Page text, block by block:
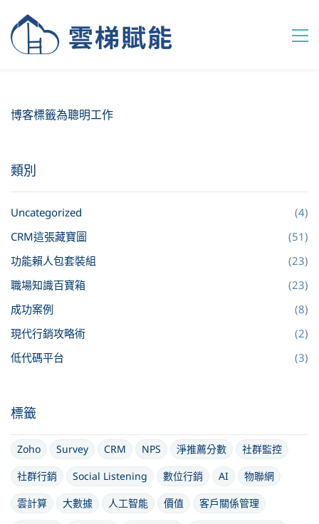
博客標籤為聰明工作
類別
Uncategorized
(4)
CRM這張藏寶圖
(51)
功能賴人包套裝組
(23)
職場知識百寶箱
(23)
成功案例
(8)
現代行銷攻略術
(2)
低代碼平台
(3)
標籤
Zoho Survey CRM NPS 淨推薦分數
社群監控
社群行銷
Social Listening 數位行銷 AI
物聯網
雲計算
大數據 人工智能 價值
客戶關係管理